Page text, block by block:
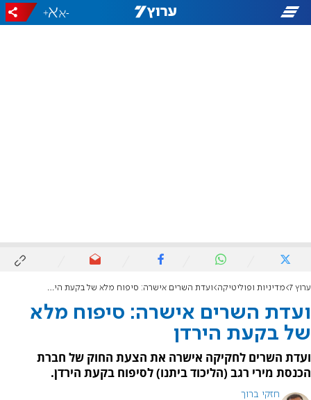
-
+
ערוץ 7 מדיניות ופוליטיקה ועדת השרים אישרה: סיפוח מלא של בקעת הירדן
ועדת השרים אישרה: סיפוח מלא
של בקעת הירדן
ועדת השרים לחקיקה אישרה את הצעת החוק של חברת
הכנסת מירי רגב (הליכוד ביתנו) לסיפוח בקעת הירדן.
חזקי ברוך